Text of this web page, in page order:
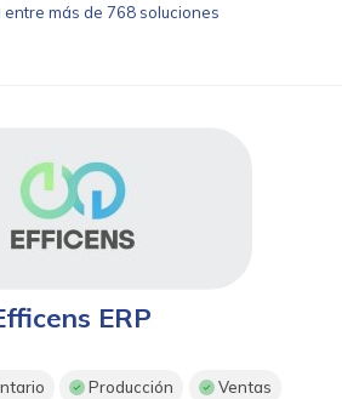
entre más de 768 soluciones
ERP
Producción Ventas